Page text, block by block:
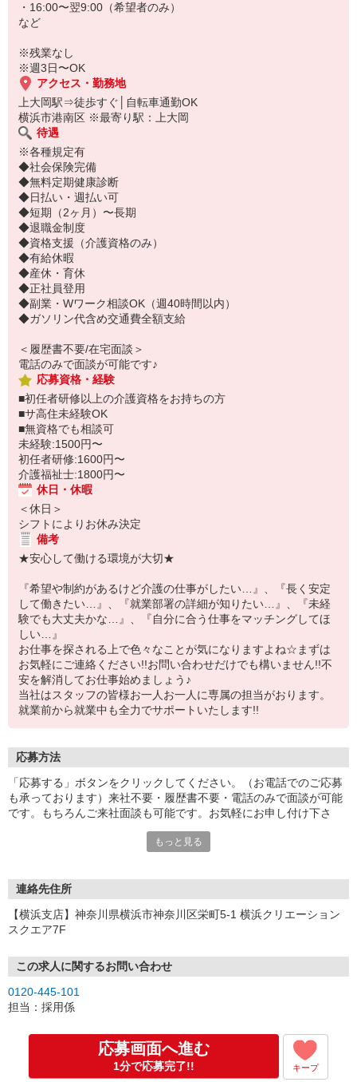
・16:00〜翌9:00（希望者のみ）
など
※残業なし
※週3日〜OK
アクセス・勤務地
上大岡駅⇒徒歩すぐ│自転車通勤OK
横浜市港南区 ※最寄り駅：上大岡
待遇
※各種規定有
◆社会保険完備
◆無料定期健康診断
◆日払い・週払い可
◆短期（2ヶ月）〜長期
◆退職金制度
◆資格支援（介護資格のみ）
◆有給休暇
◆産休・育休
◆正社員登用
◆副業・Wワーク相談OK（週40時間以内）
◆ガソリン代含め交通費全額支給
＜履歴書不要/在宅面談＞
電話のみで面談が可能です♪
応募資格・経験
■初任者研修以上の介護資格をお持ちの方
■サ高住未経験OK
■無資格でも相談可
未経験:1500円〜
初任者研修:1600円〜
介護福祉士:1800円〜
休日・休暇
＜休日＞
シフトによりお休み決定
備考
★安心して働ける環境が大切★
『希望や制約があるけど介護の仕事がしたい…』、『長く安定
して働きたい…』、『就業部署の詳細が知りたい…』、『未経
験でも大丈夫かな…』、『自分に合う仕事をマッチングしてほ
しい…』
お仕事を探される上で色々なことが気になりますよね☆まずは
お気軽にご連絡ください!!お問い合わせだけでも構いません!!不
安を解消してお仕事始めましょう♪
当社はスタッフの皆様お一人お一人に専属の担当がおります。
就業前から就業中も全力でサポートいたします!!
応募方法
「応募する」ボタンをクリックしてください。（お電話でのご応募
も承っております）来社不要・履歴書不要・電話のみで面談が可能
です。もちろんご来社面談も可能です。お気軽にお申し付け下さ
もっと見る
連絡先住所
【横浜支店】神奈川県横浜市神奈川区栄町5-1 横浜クリエーション
スクエア7F
この求人に関するお問い合わせ
0120-445-101
担当：採用係
応募画面へ進む
1分で応募完了!! キープ